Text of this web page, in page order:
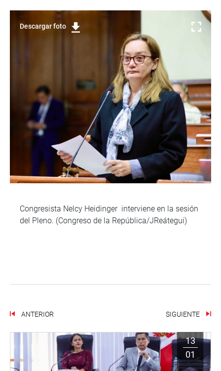
Descargar foto
Congresista Nelcy Heidinger interviene en la sesión
del Pleno. (Congreso de la República/JReátegui)
ANTERIOR SIGUIENTE
13
01